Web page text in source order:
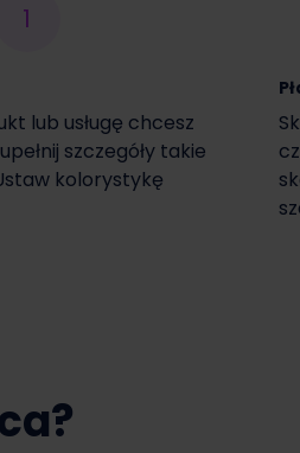
promocję
1
lub usługę chcesz
szczegóły takie
kolorystykę